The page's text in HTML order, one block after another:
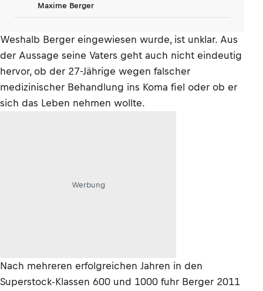
Maxime Berger
Weshalb Berger eingewiesen wurde, ist unklar. Aus
der Aussage seine Vaters geht auch nicht eindeutig
hervor, ob der 27-Jährige wegen falscher
medizinischer Behandlung ins Koma fiel oder ob er
sich das Leben nehmen wollte.
Werbung
Nach mehreren erfolgreichen Jahren in den
Superstock-Klassen 600 und 1000 fuhr Berger 2011